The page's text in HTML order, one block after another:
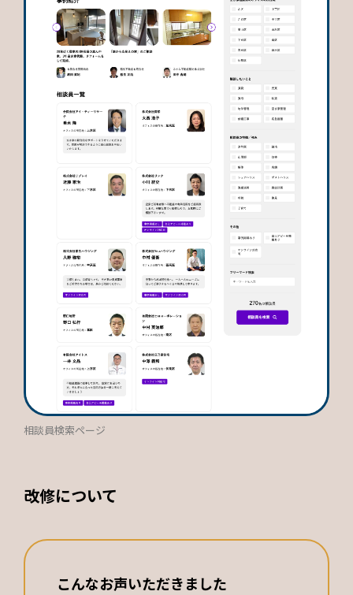
相談員検索ページ
改修について
こんなお声いただきました